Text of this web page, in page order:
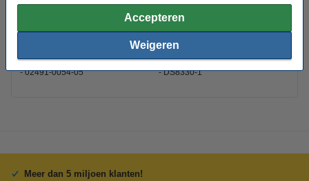
Accepteren
Weigeren
02491-0028-01
02491-0054-04
02491-0054-05
76122200001000000E+11
BATS8
BT.8530A.001
D018-05-8023
DS8330-1
Meer dan 5 miljoen klanten!